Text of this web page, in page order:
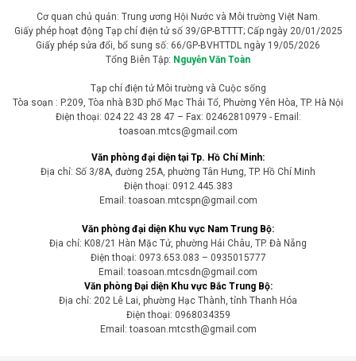
Cơ quan chủ quản: Trung ương Hội Nước và Môi trường Việt Nam.
Giấy phép hoạt động Tạp chí điện tử số 39/GP-BTTTT; Cấp ngày 20/01/2025
Giấy phép sửa đổi, bổ sung số: 66/GP-BVHTTDL ngày 19/05/2026
Tổng Biên Tập: Nguyễn Văn Toàn
Tạp chí điện tử Môi trường và Cuộc sống
Tòa soạn : P.209, Tòa nhà B3D phố Mạc Thái Tổ, Phường Yên Hòa, TP. Hà Nội
Điện thoại: 024 22 43 28 47 – Fax: 02462810979 - Email:
toasoan.mtcs@gmail.com
Văn phòng đại diện tại Tp. Hồ Chí Minh:
Địa chỉ: Số 3/8A, đường 25A, phường Tân Hưng, TP. Hồ Chí Minh
Điện thoại: 0912.445.383
Email: toasoan.mtcspn@gmail.com
Văn phòng đại diện Khu vực Nam Trung Bộ:
Địa chỉ: K08/21 Hàn Mặc Tử, phường Hải Châu, TP. Đà Nẵng
Điện thoại: 0973.653.083 – 0935015777
Email: toasoan.mtcsdn@gmail.com
Văn phòng Đại diện Khu vực Bắc Trung Bộ:
Địa chỉ: 202 Lê Lai, phường Hạc Thành, tỉnh Thanh Hóa
Điện thoại: 0968034359
Email: toasoan.mtcsth@gmail.com